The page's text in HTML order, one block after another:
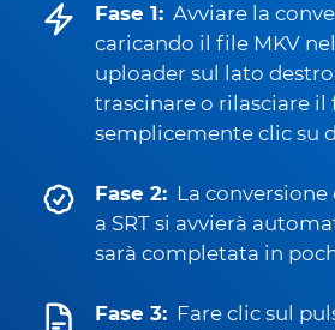
Fase 1: Avviare la
caricando il file MKV
uploader sul lato
trascinare o rilasciare il
semplicemente clic su
Fase 2: La
a SRT si avvierà
sarà completata in
Fase 3: Fare clic sul